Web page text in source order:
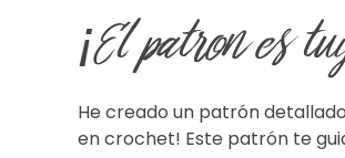
¡El patron es
He creado un patrón
en crochet! Este patrón te